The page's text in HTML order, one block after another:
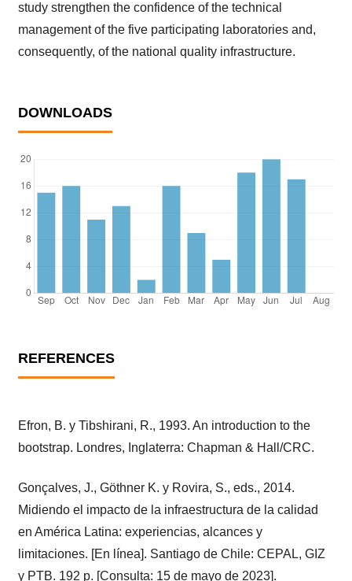
study strengthen the confidence of the technical
management of the five participating laboratories and,
consequently, of the national quality infrastructure.
DOWNLOADS
REFERENCES
Efron, B. y Tibshirani, R., 1993. An introduction to the
bootstrap. Londres, Inglaterra: Chapman & Hall/CRC.
Gonçalves, J., Göthner K. y Rovira, S., eds., 2014.
Midiendo el impacto de la infraestructura de la calidad
en América Latina: experiencias, alcances y
limitaciones. [En línea]. Santiago de Chile: CEPAL, GIZ
y PTB. 192 p. [Consulta: 15 de mayo de 2023].